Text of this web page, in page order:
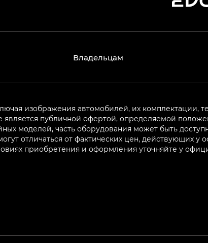
Владельцам
изображения автомобилей, их комплектации,
публичной офертой, определяемой
моделей, часть оборудования может быть
отличаться от фактических цен, действующих
приобретения и оформления уточняйте у